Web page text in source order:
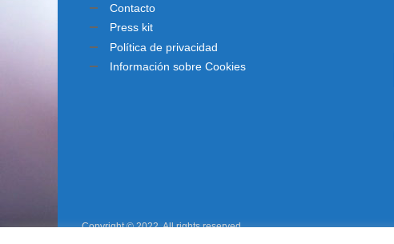
Contacto
Press kit
Política de privacidad
Información sobre Cookies
Copyright © 2022. All rights reserved.